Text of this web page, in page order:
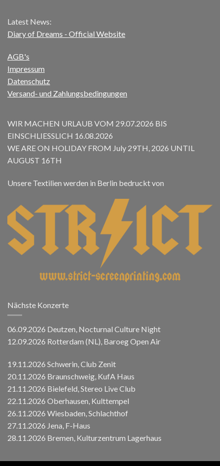
Latest News:
Diary of Dreams - Official Website
AGB's
Impressum
Datenschutz
Versand- und Zahlungsbedingungen
WIR MACHEN URLAUB VOM 29.07.2026 BIS
EINSCHLIESSLICH 16.08.2026
WE ARE ON HOLIDAY FROM July 29TH, 2026 UNTIL
AUGUST 16TH
Unsere Textilien werden in Berlin bedruckt von
Nächste Konzerte
06.09.2026 Deutzen, Nocturnal Culture Night
12.09.2026 Rotterdam (NL), Baroeg Open Air
19.11.2026 Schwerin, Club Zenit
20.11.2026 Braunschweig, KufA Haus
21.11.2026 Bielefeld, Stereo Live Club
22.11.2026 Oberhausen, Kulttempel
26.11.2026 Wiesbaden, Schlachthof
27.11.2026 Jena, F-Haus
28.11.2026 Bremen, Kulturzentrum Lagerhaus